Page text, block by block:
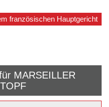
französischen Hauptgericht
MARSEILLER